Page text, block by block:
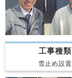
工事種類
雪止め設置